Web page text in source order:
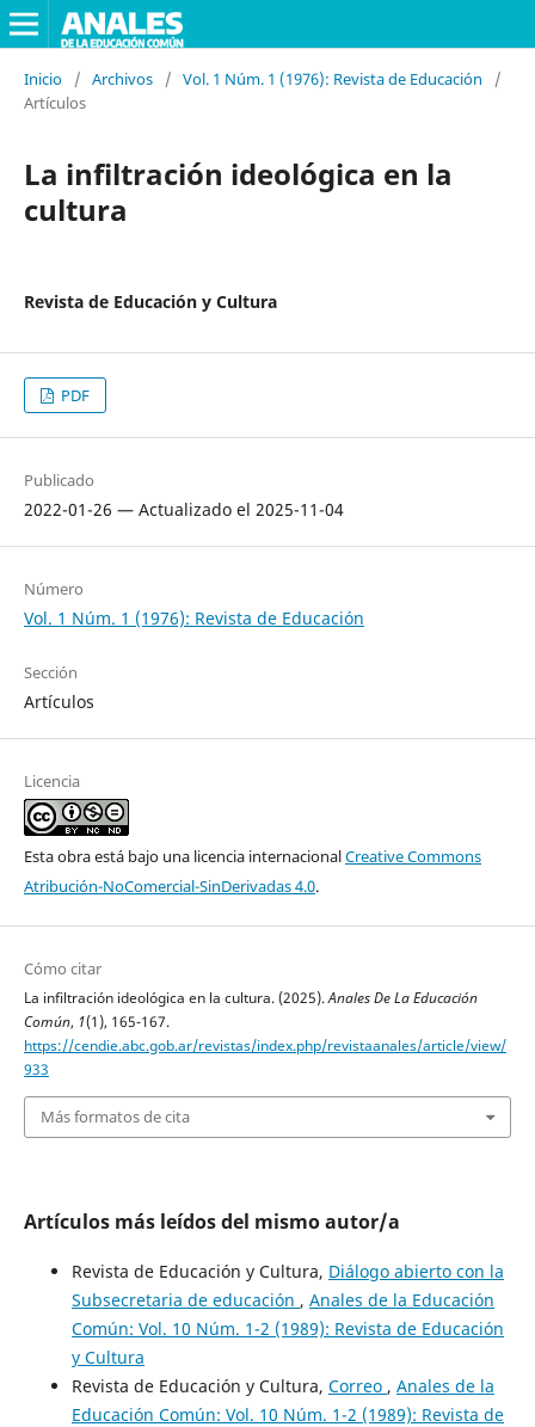
Inicio / Archivos / Vol. 1 Núm. 1 (1976): Revista de Educación
/
Artículos
La infiltración ideológica en la
cultura
Revista de Educación y Cultura
PDF
Publicado
2022-01-26 — Actualizado el 2025-11-04
Número
Vol. 1 Núm. 1 (1976): Revista de Educación
Sección
Artículos
Licencia
Esta obra está bajo una licencia internacionalCreative Commons
Atribución-NoComercial-SinDerivadas 4.0.
Cómo citar
La infiltración ideológica en la cultura. (2025).Anales De La Educación
Común, 1(1), 165-167.
https://cendie.abc.gob.ar/revistas/index.php/revistaanales/article/view/
933
Más formatos de cita
Artículos más leídos del mismo autor/a
Revista de Educación y Cultura, Diálogo abierto con la
Subsecretaria de educación , Anales de la Educación
Común: Vol. 10 Núm. 1-2 (1989): Revista de Educación
y Cultura
Revista de Educación y Cultura, Correo , Anales de la
Educación Común: Vol. 10 Núm. 1-2 (1989): Revista de